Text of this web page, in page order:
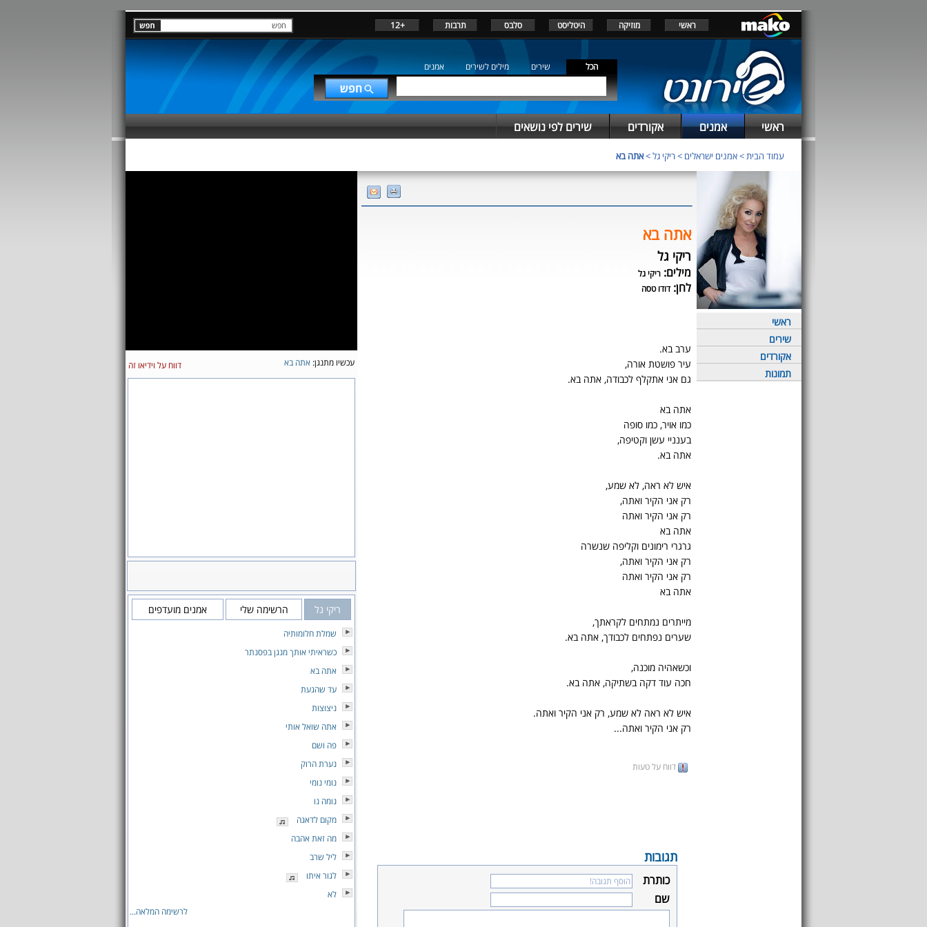
ראשי מוזיקה היטליסט סלבס תרבות +12
הכל שירים מילים לשירים אמנים
ראשי אמנים אקורדים שירים לפי נושאים
עמוד הבית>אמנים ישראלים >ריקי גל>אתה בא
ראשי
שירים
אקורדים
תמונות
אתה בא
ריקי גל
מילים: ריקי גל
לחן:דודו טסה
ערב בא.
עיר פושטת אורה,
גם אני אתקלף לכבודה, אתה בא.
אתה בא
כמו אויר, כמו סופה
בענניי עשן וקטיפה,
אתה בא.
איש לא ראה, לא שמע,
רק אני הקיר ואתה,
רק אני הקיר ואתה
אתה בא
גרגרי רימונים וקליפה שנשרה
רק אני הקיר ואתה,
רק אני הקיר ואתה
אתה בא
מייתרים נמתחים לקראתך,
שערים נפתחים לכבודך, אתה בא.
וכשאהיה מוכנה,
חכה עוד דקה בשתיקה, אתה בא.
איש לא ראה לא שמע, רק אני הקיר ואתה.
רק אני הקיר ואתה...
דווח על טעות
תגובות
כותרת
שם
עכשיו מתנגן: אתה בא דווח על וידיאו זה
ריקי גל הרשימה שלי אמנים מועדפים
שמלת חלומותיה
כשראיתי אותך מנגן בפסנתר
אתה בא
עד שהגעת
ניצוצות
אתה שואל אותי
פה ושם
נערת הרוק
נומי נומי
נומה נו
מקום לדאגה
מה זאת אהבה
ליל שרב
לגור איתו
לא
לרשימה המלאה...